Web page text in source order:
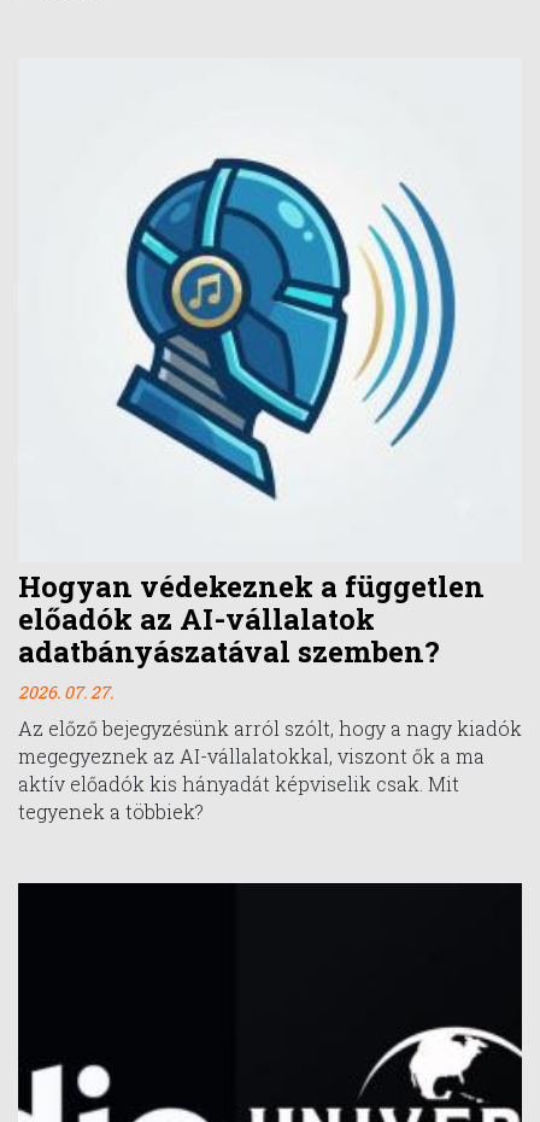
Hogyan védekeznek a független
előadók az AI-vállalatok
adatbányászatával szemben?
2026. 07. 27.
Az előző bejegyzésünk arról szólt, hogy a nagy kiadók
megegyeznek az AI-vállalatokkal, viszont ők a ma
aktív előadók kis hányadát képviselik csak. Mit
tegyenek a többiek?